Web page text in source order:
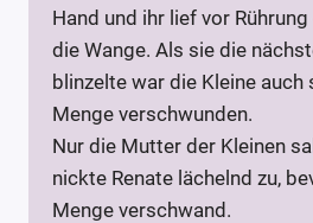
Hand und ihr lief vor
die Wange. Als sie die
blinzelte war die Kleine auch
Menge verschwunden.
Nur die Mutter der Kleinen
nickte Renate lächelnd zu,
Menge verschwand.